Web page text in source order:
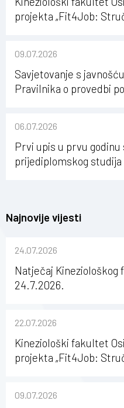
projekta „Fit4Job:
09.07.2026
Savjetovanje s
Pravilnika o provedbi
Osijeku
06.07.2026
Prvi upis u prvu godinu
prijediplomskog studija
Najnovije vijesti
24.07.2026
Natječaj Kineziološkog
24.7.2026.
22.07.2026
Kineziološki fakultet
projekta „Fit4Job:
09.07.2026